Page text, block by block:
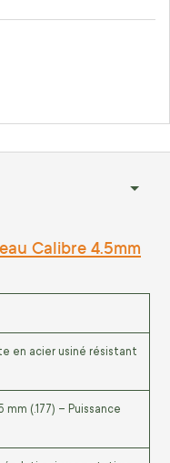
Calibre 4.5mm
en acier usiné résistant
mm (.177) – Puissance